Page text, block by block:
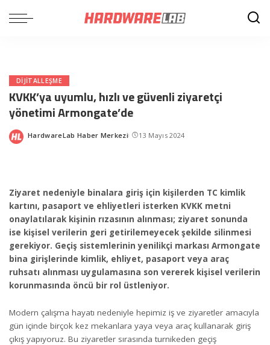
DIJITALLEŞME
KVKK’ya uyumlu, hızlı ve güvenli ziyaretçi
yönetimi Armongate’de
Posted
HardwareLab Haber Merkezi 13 Mayıs 2024
Ziyaret nedeniyle binalara giriş için kişilerden TC kimlik
kartını, pasaport ve ehliyetleri isterken KVKK metni
onaylatılarak kişinin rızasının alınması; ziyaret sonunda
ise kişisel verilerin geri getirilemeyecek şekilde silinmesi
gerekiyor. Geçiş sistemlerinin yenilikçi markası Armongate
bina girişlerinde kimlik, ehliyet, pasaport veya araç
ruhsatı alınması uygulamasına son vererek kişisel verilerin
korunmasında öncü bir rol üstleniyor.
Modern çalışma hayatı nedeniyle hepimiz iş ve ziyaretler amacıyla
gün içinde birçok kez mekanlara yaya veya araç kullanarak giriş
çıkış yapıyoruz. Bu ziyaretler sırasında turnikeden geçiş